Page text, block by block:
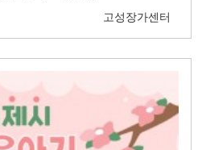
고성장가센터